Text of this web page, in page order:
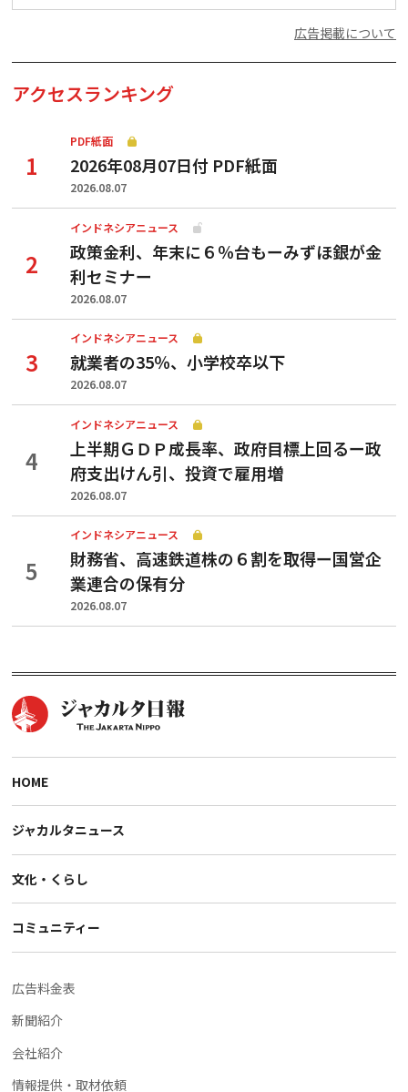
広告掲載について
アクセスランキング
PDF紙面
2026年08月07日付 PDF紙面
2026.08.07
インドネシアニュース
政策金利、年末に６％台もーみずほ銀が金
利セミナー
2026.08.07
インドネシアニュース
就業者の35％、小学校卒以下
2026.08.07
インドネシアニュース
上半期ＧＤＰ成長率、政府目標上回るー政
府支出けん引、投資で雇用増
2026.08.07
インドネシアニュース
財務省、高速鉄道株の６割を取得ー国営企
業連合の保有分
2026.08.07
HOME
ジャカルタニュース
文化・くらし
コミュニティー
広告料金表
新聞紹介
会社紹介
情報提供・取材依頼